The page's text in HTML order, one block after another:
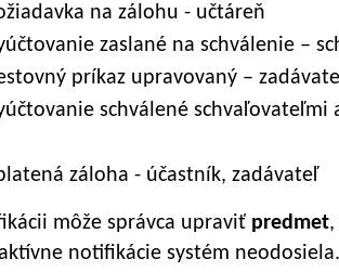
na zálohu - učtáreň
zaslané na schválenie –
príkaz upravovaný –
schválené schvaľovateľmi
záloha - účastník, zadávateľ
môže správca upraviť predmet,
notifikácie systém